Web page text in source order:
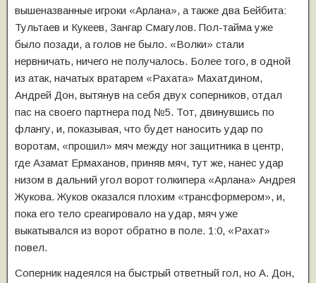
вышеназванные игроки «Арлана», а также два Бейбита:
Тультаев и Кукеев, Зангар Смагулов. Пол-тайма уже
было позади, а голов не было. «Волки» стали
нервничать, ничего не получалось. Более того, в одной
из атак, начатых вратарем «Рахата» Махатдином,
Андрей Дон, вытянув на себя двух соперников, отдал
пас на своего партнера под №5. Тот, двинувшись по
флангу, и, показывая, что будет наносить удар по
воротам, «прошил» мяч между ног защитника в центр,
где Азамат Ермаханов, приняв мяч, тут же, нанес удар
низом в дальний угол ворот голкипера «Арлана» Андрея
Жукова. Жуков оказался плохим «трансформером», и,
пока его тело среагировало на удар, мяч уже
выкатывался из ворот обратно в поле. 1:0, «Рахат»
повел.
Соперник надеялся на быстрый ответный гол, но А. Дон,